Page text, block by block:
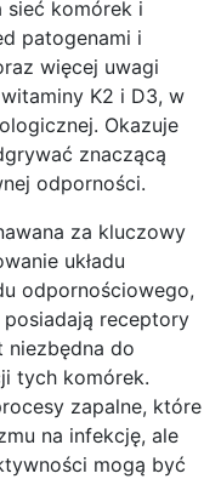
sieć komórek i
patogenami i
więcej uwagi
K2 i D3, w
Okazuje
znaczącą
odporności.
za kluczowy
układu
odpornościowego,
receptory
niezbędna do
tych komórek.
zapalne, które
na infekcję, ale
mogą być